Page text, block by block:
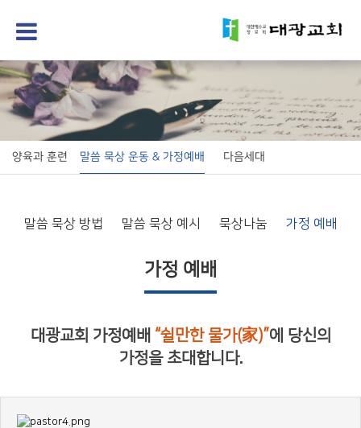
양육과 훈련 말씀 묵상 운동 & 가정예배 다음세대
말씀 묵상 방법 말씀 묵상 예시 묵상나눔 가정 예배
가정 예배
대광교회 가정예배 “쉴만한 물가(家)”에 당신의
가정을 초대합니다.